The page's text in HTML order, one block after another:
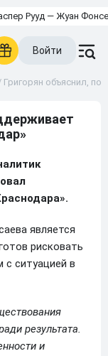
Рууд — Жуан
Войти
Григорян объяснил,
является
рисковать
с ситуацией в
результата.
и